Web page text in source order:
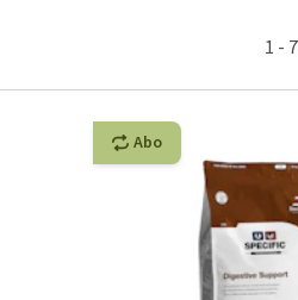
Fellprobleme und
1 - 7
Abo